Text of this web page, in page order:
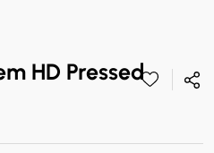
HD Pressed